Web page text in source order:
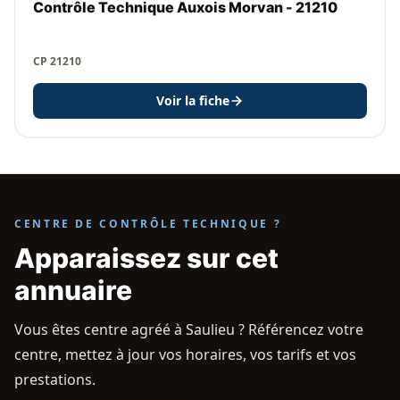
Contrôle Technique Auxois Morvan - 21210
CP 21210
Voir la fiche
CENTRE DE CONTRÔLE TECHNIQUE ?
Apparaissez sur cet
annuaire
Vous êtes centre agréé à Saulieu ? Référencez votre
centre, mettez à jour vos horaires, vos tarifs et vos
prestations.